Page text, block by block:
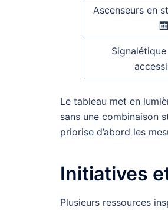
Ascenseurs en
🛗
Le tableau met en
sans une combinaison
priorise d’abord les
Initiatives
Plusieurs ressources